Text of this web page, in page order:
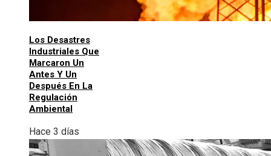
Los Desastres
Industriales Que
Marcaron Un
Antes Y Un
Después En La
Regulación
Ambiental
Hace 3 días